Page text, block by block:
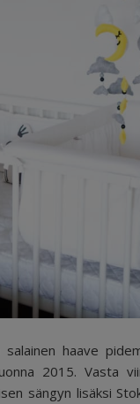
haave
2015. Vasta
sängyn lisäksi